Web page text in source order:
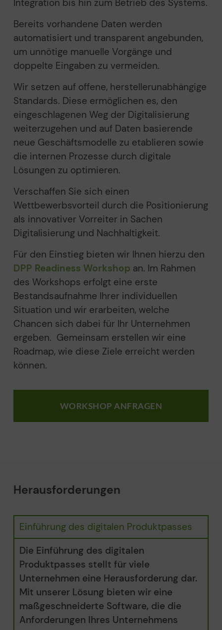
Integration bis hin zum Betrieb des Systems.
Bereits vorhandene Daten werden
automatisiert und transparent angebunden,
um unnötige manuelle Vorgänge und
doppelte Eingaben zu vermeiden.
Wir setzen auf offene, herstellerunabhängige
Standards. Diese ermöglichen es, den
eingeschlagenen Weg der Digitalisierung
weiterzugehen und auf Daten basierende
neue Geschäftsmodelle zu etablieren sowie
die internen Prozesse durch digitale
Lösungen zu optimieren.
Verschaffen Sie sich einen
Wettbewerbsvorteil durch die Positionierung
als innovativer Vorreiter in Sachen
Digitalisierung und Nachhaltigkeit.
Für den Einstieg bieten wir Ihnen hierzu den
DPP Readiness Workshop an. Im Rahmen
des Workshops erfolgt eine erste
Bestandsaufnahme Ihrer individuellen
Situation und wir erarbeiten, welche
Chancen sich dabei für Ihr Unternehmen
ergeben. Gemeinsam erstellen wir eine
Roadmap, wie diese Ziele erreicht werden
können.
WORKSHOP ANFRAGEN
Herausforderungen
Einführung des digitalen Produktpasses
Die Einführung des digitalen
Produktpasses stellt für viele
Unternehmen eine Herausforderung dar.
Mit unserer Lösung bieten wir eine
maßgeschneiderte Software, die die
Anforderungen Ihres Unternehmens